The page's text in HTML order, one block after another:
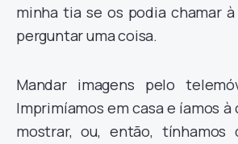
minha tia se os podia chamar
perguntar uma coisa.
Mandar imagens pelo
Imprimíamos em casa e íamos à
mostrar, ou, então, tínhamos